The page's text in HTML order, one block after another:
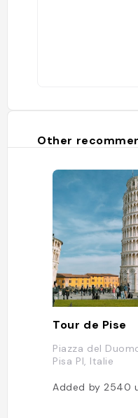
Other
Tour de Pise
Piazza del
Pisa PI, Italie
Added by2540